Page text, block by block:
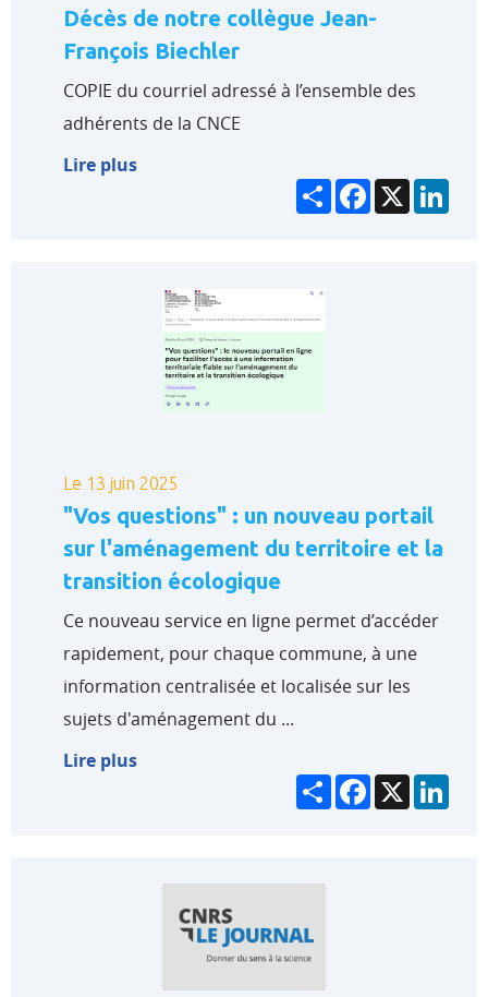
Décès de notre collègue Jean-
François Biechler
COPIE du courriel adressé à l’ensemble des
adhérents de la CNCE
Lire plus
PartagerFacebook
X
Le 13 juin 2025
"Vos questions" : un nouveau portail
sur l'aménagement du territoire et la
transition écologique
Ce nouveau service en ligne permet d’accéder
rapidement, pour chaque commune, à une
information centralisée et localisée sur les
sujets d'aménagement du ...
Lire plus
PartagerFacebook
X